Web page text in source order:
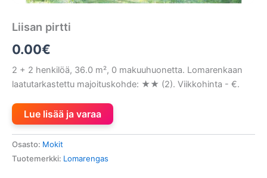
Liisan pirtti
0.00€
2 + 2 henkilöä, 36.0 m², 0 makuuhuonetta. Lomarenkaan
laatutarkastettu majoituskohde: ★★ (2). Viikkohinta - €.
Lue lisää ja varaa
Osasto: Mokit
Tuotemerkki: Lomarengas